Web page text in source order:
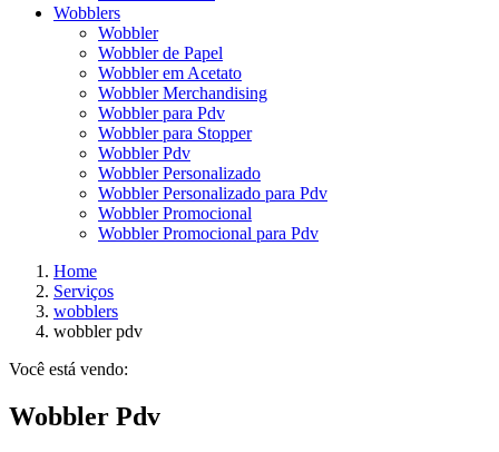
Wobblers
Wobbler
Wobbler de Papel
Wobbler em Acetato
Wobbler Merchandising
Wobbler para Pdv
Wobbler para Stopper
Wobbler Pdv
Wobbler Personalizado
Wobbler Personalizado para Pdv
Wobbler Promocional
Wobbler Promocional para Pdv
Home
Serviços
wobblers
wobbler pdv
Você está vendo:
Wobbler Pdv